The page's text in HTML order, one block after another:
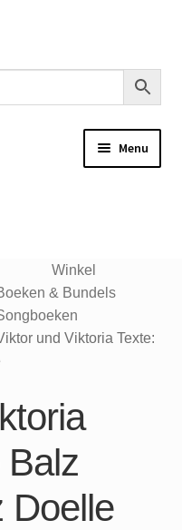
Menu
Winkel
& Bundels
und Viktoria Texte:
Balz
Doelle